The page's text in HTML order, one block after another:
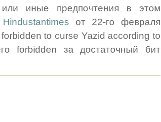
иные предпочтения в этом
Hindustantimes от 22-го февраля
to curse Yazid according to
forbidden за достаточный бит